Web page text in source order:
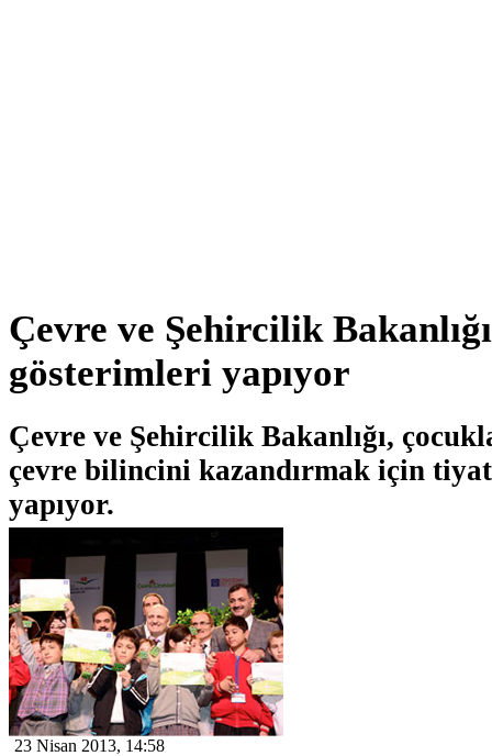
Çevre ve Şehircilik
gösterimleri yapıyor
Çevre ve Şehircilik Bakanlığı,
çevre bilincini kazandırmak için
yapıyor.
23 Nisan 2013, 14:58